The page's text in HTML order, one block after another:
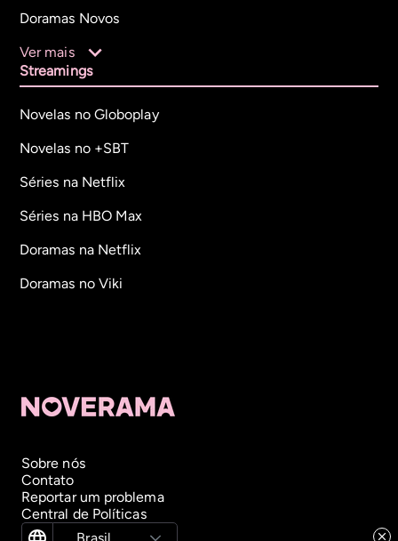
Doramas Novos
Ver mais
Streamings
Novelas no Globoplay
Novelas no +SBT
Séries na Netflix
Séries na HBO Max
Doramas na Netflix
Doramas no Viki
Sobre nós
Contato
Reportar um problema
Central de Políticas